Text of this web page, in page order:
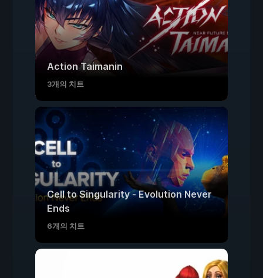
Action Taimanin
3개의 치트
Cell to Singularity - Evolution Never
Ends
6개의 치트